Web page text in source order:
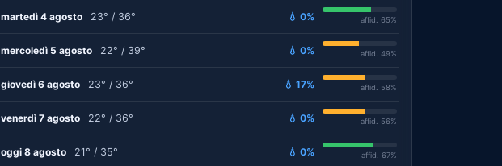
martedì 4 agosto 23° / 36° 💧 0% affid. 65%
mercoledì 5 agosto 22° / 39° 💧 0% affid. 49%
giovedì 6 agosto 23° / 36° 💧 17% affid. 58%
venerdì 7 agosto 22° / 36° 💧 0% affid. 56%
oggi 8 agosto 21° / 35° 💧 0% affid. 67%